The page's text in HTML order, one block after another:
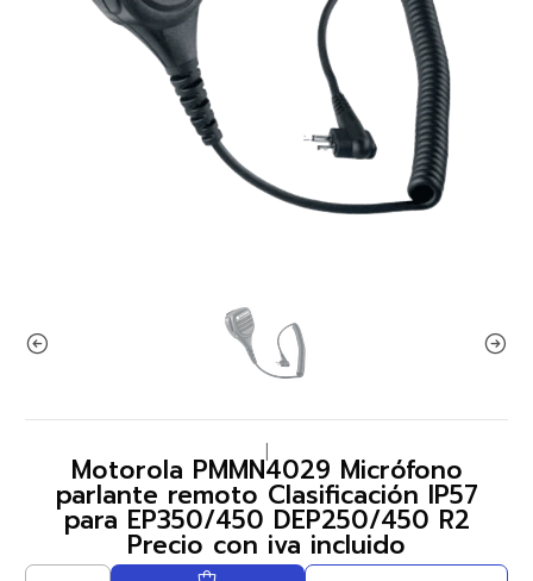
Motorola PMMN4029 Micrófono
parlante remoto Clasificación IP57
para EP350/450 DEP250/450 R2
Precio con iva incluido